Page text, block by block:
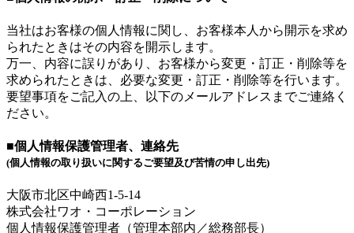
当社はお客様の個人情報に関し、お客様本人から開示を求め
られたときはその内容を開示します。
万一、内容に誤りがあり、お客様から変更・訂正・削除等を
求められたときは、必要な変更・訂正・削除等を行います。
要望事項をご記入の上、以下のメールアドレスまでご連絡く
ださい。
■個人情報保護管理者、連絡先
(個人情報の取り扱いに関するご要望及び苦情の申し出先)
大阪市北区中崎西1-5-14
株式会社ワオ・コーポレーション
個人情報保護管理者（管理本部内／総務部長）